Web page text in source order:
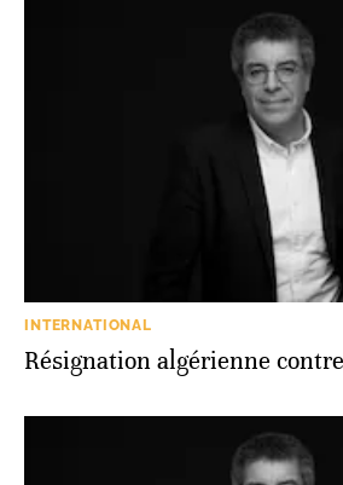
INTERNATIONAL
Résignation algérienne